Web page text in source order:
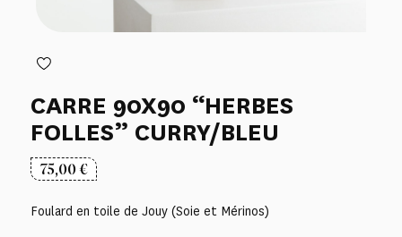
CARRE 90X90 “HERBES
FOLLES” CURRY/BLEU
75,00€
Foulard en toile de Jouy (Soie et Mérinos)